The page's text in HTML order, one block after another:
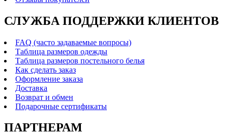
СЛУЖБА ПОДДЕРЖКИ КЛИЕНТОВ
FAQ (часто задаваемые вопросы)
Таблица размеров одежды
Таблица размеров постельного белья
Как сделать заказ
Оформление заказа
Доставка
Возврат и обмен
Подарочные сертификаты
ПАРТНЕРАМ